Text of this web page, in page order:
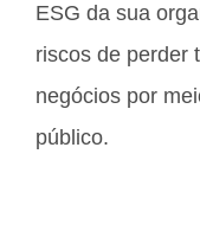
ESG da sua
riscos de perder
negócios por
público.